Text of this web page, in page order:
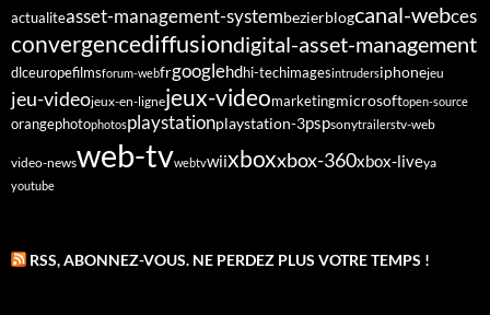
actualiteasset-management-systembezierblogcanal-webces
convergencediffusiondigital-asset-management
dlceuropefilmsforum-webfrgooglehdhi-techimagesintrudersiphonejeu
jeu-videojeux-en-lignejeux-videomarketingmicrosoftopen-source
orangephotophotosplaystationplaystation-3pspsonytrailerstv-web
video-newsweb-tvwebtvwiixboxxbox-360xbox-liveya
youtube
RSS, ABONNEZ-VOUS. NE PERDEZ PLUS VOTRE TEMPS !